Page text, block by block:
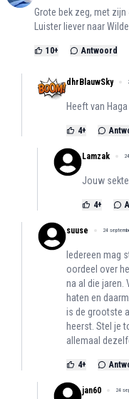
Grote bek zeg, met
Luister liever naar
10+ Antwoord
dhrBlauwSky
Heeft van
4+
Lamzak
Jouw
4+
suuse 24
Iedereen mag
oordeel over
na al die jaren.
haten en
is de grootste
heerst. Stel je
allemaal
4+
jan60 24